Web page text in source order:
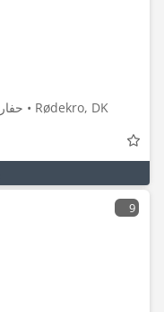
حفارات صغيرة أقل من 7 طن (حفارات صغيرة) • Rødekro, DK
9